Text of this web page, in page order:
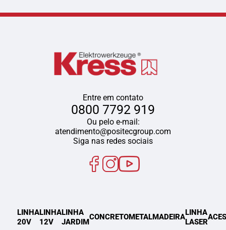
Entre em contato
0800 7792 919
Ou pelo e-mail:
atendimento@positecgroup.com
Siga nas redes sociais
LINHA
20V
LINHA
12V
LINHA
JARDIM
CONCRETOMETALMADEIRA
LINHA
LASER